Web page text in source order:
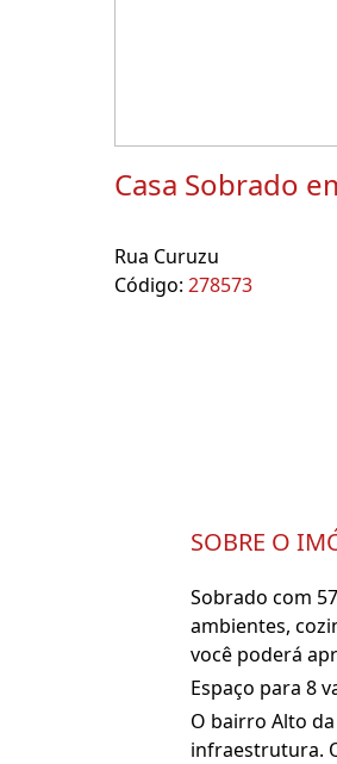
Casa Sobrado
Rua Curuzu
Código: 278573
SOBRE O
Sobrado com
ambientes,
você poderá
Espaço para 8
O bairro Alto
infraestrutura.